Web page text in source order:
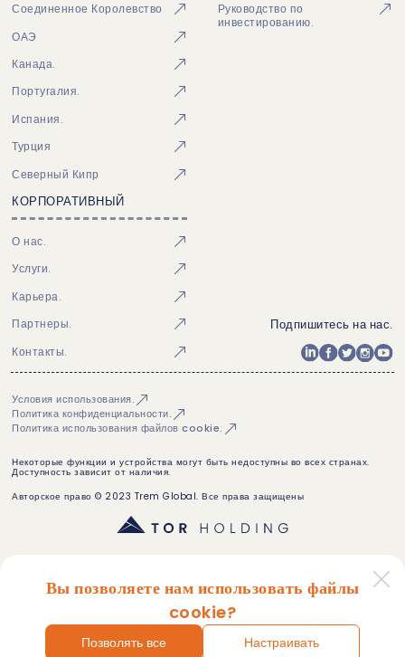
Вы позволяете нам использовать файлы
cookie?
Позволять все Настраивать
Соединенное Королевство
ОАЭ
Канада.
Португалия.
Испания.
Турция
Северный Кипр
Руководство по
инвестированию.
КОРПОРАТИВНЫЙ
О нас.
Услуги.
Карьера.
Партнеры.
Контакты.
Подпишитесь на нас.
Условия использования.
Политика конфиденциальности.
Политика использования файлов cookie.
Некоторые функции и устройства могут быть недоступны во всех странах.
Доступность зависит от наличия.
Авторское право © 2023 Trem Global. Все права защищены